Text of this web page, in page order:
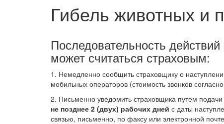
Гибель животных и
Последовательность
может считаться страховым:
1. Немедленно сообщить страховщику о
мобильных операторов (стоимость звонков
2. Письменно уведомить страховщика путем
не позднее 2 (двух) рабочих дней с даты
связью, письменно, по факсу или электронной